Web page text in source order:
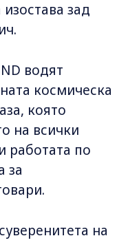
зад
водят
космическа
която
на всички
работата по
за
на